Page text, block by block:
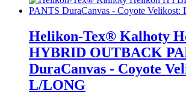
Helikon-Tex® Kalhoty
HYBRID OUTBACK
DuraCanvas - Coyote
L/LONG